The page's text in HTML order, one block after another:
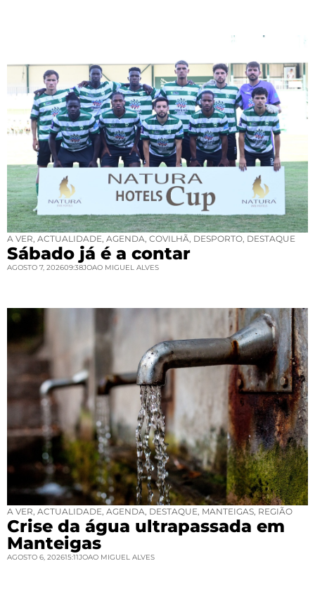
A VER ACTUALIDADE AGENDA COVILHÃ DESPORTO DESTAQUE
Sábado já é a contar
AGOSTO 7, 202609:38JOAO MIGUEL ALVES
A VER ACTUALIDADE AGENDA DESTAQUE MANTEIGAS REGIÃO
Crise da água ultrapassada em
Manteigas
AGOSTO 6, 202615:11JOAO MIGUEL ALVES